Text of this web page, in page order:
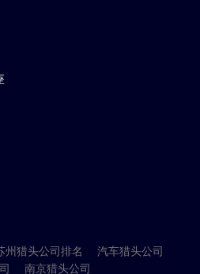
州猎头公司排名
汽车猎头公司
南京猎头公司